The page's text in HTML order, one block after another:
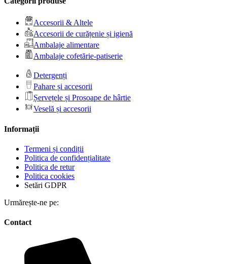
Accesorii & Altele
Accesorii de curățenie și igienă
Ambalaje alimentare
Ambalaje cofetărie-patiserie
Detergenți
Pahare și accesorii
Șervețele și Prosoape de hârtie
Veselă și accesorii
Informații
Termeni și condiții
Politica de confidențialitate
Politica de retur
Politica cookies
Setări GDPR
Urmărește-ne pe:
Contact